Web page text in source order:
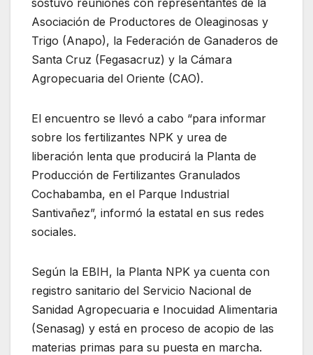
Asociación de Productores de Oleaginosas y
Trigo (Anapo), la Federación de Ganaderos de
Santa Cruz (Fegasacruz) y la Cámara
Agropecuaria del Oriente (CAO).
El encuentro se llevó a cabo “para informar
sobre los fertilizantes NPK y urea de
liberación lenta que producirá la Planta de
Producción de Fertilizantes Granulados
Cochabamba, en el Parque Industrial
Santivañez”, informó la estatal en sus redes
sociales.
Según la EBIH, la Planta NPK ya cuenta con
registro sanitario del Servicio Nacional de
Sanidad Agropecuaria e Inocuidad Alimentaria
(Senasag) y está en proceso de acopio de las
materias primas para su puesta en marcha.